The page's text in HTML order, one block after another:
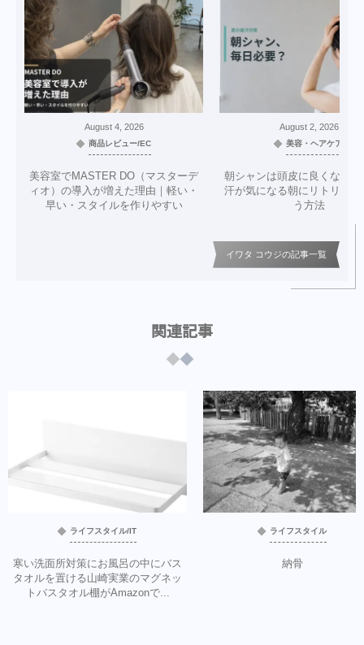
August 4, 2026
商品レビュー/EC
美容室でMASTER DO（マスターデ
ィオ）の導入が増えた理由｜軽い・
早い・スタイルを作りやすい
August 2, 2026
美容・ヘアケア
朝シャンは頭皮に良くない？
汗が気になる朝にリトリニだ
う方法
イワタ コウジの記事一覧
関連記事
ライフスタイル/IT
寒い洗面所対策にお風呂の中にバス
タオルを置ける山崎実業のマグネッ
トバスタオル棚がAmazonで...
ライフスタイル
納骨